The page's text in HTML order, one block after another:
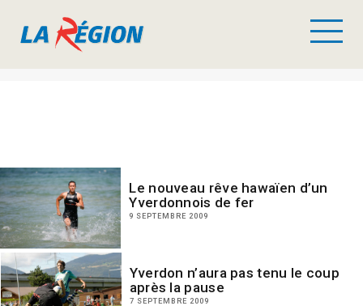
Le nouveau rêve hawaïen d’un
Yverdonnois de fer
9 SEPTEMBRE 2009
Yverdon n’aura pas tenu le coup
après la pause
7 SEPTEMBRE 2009